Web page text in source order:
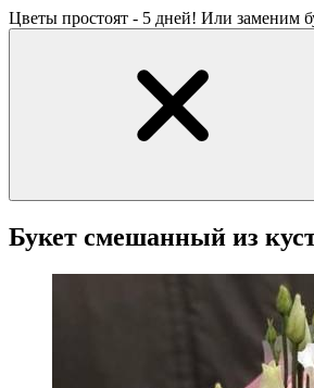
Цветы простоят - 5 дней! Или заменим
Букет смешанный из